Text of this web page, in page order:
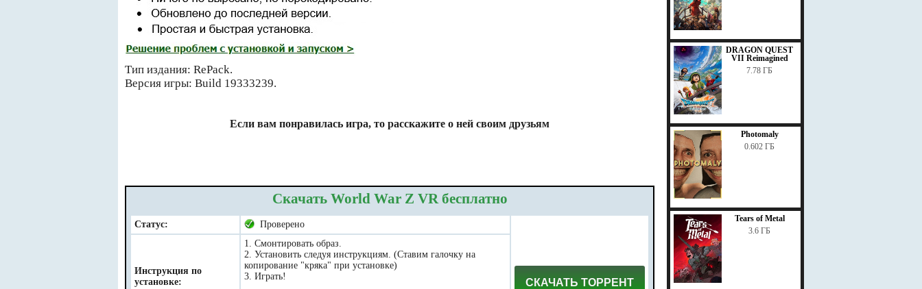
Тип издания: RePack.
Версия игры: Build 19333239.
Если вам понравилась игра, то расскажите о ней своим друзьям
Скачать World War Z VR бесплатно
Статус: Проверено
СКАЧАТЬ ТОРРЕНТ
Инструкция по
установке:
1. Смонтировать образ.
2. Установить следуя инструкциям. (Ставим галочку на
копирование "кряка" при установке)
3. Играть!
DRAGON QUEST
VII Reimagined
7.78 ГБ
Photomaly
0.602 ГБ
Tears of Metal
3.6 ГБ